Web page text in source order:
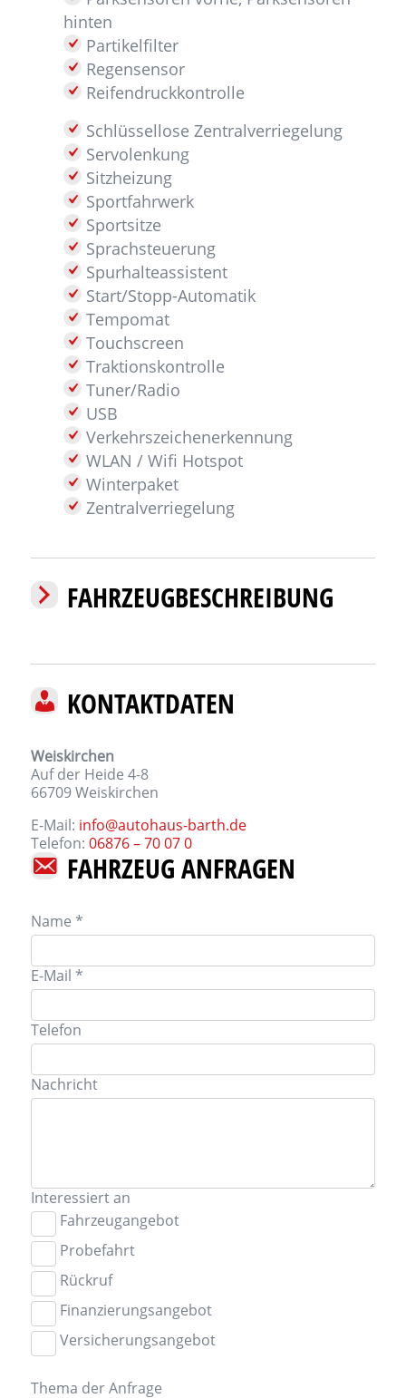
hinten
Partikelfilter
Regensensor
Reifendruckkontrolle
Schlüssellose Zentralverriegelung
Servolenkung
Sitzheizung
Sportfahrwerk
Sportsitze
Sprachsteuerung
Spurhalteassistent
Start/Stopp-Automatik
Tempomat
Touchscreen
Traktionskontrolle
Tuner/Radio
USB
Verkehrszeichenerkennung
WLAN / Wifi Hotspot
Winterpaket
Zentralverriegelung
FAHRZEUGBESCHREIBUNG
KONTAKTDATEN
Weiskirchen
Auf der Heide 4-8
66709 Weiskirchen
E-Mail: info@autohaus-barth.de
Telefon: 06876 – 70 07 0
FAHRZEUG ANFRAGEN
Name *
E-Mail *
Telefon
Nachricht
Interessiert an
Fahrzeugangebot
Probefahrt
Rückruf
Finanzierungsangebot
Versicherungsangebot
Thema der Anfrage